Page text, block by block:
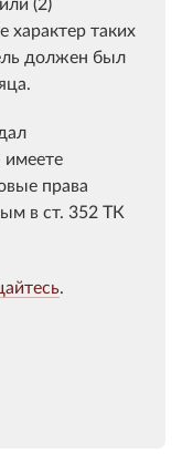
характер таких
должен был
права
в ст. 352 ТК
.